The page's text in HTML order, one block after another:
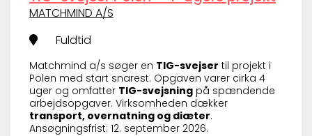
MATCHMIND A/S
Fuldtid
Matchmind a/s søger en TIG-svejser til projekt i
Polen med start snarest. Opgaven varer cirka 4
uger og omfatter TIG-svejsning på spændende
arbejdsopgaver. Virksomheden dækker
transport, overnatning og diæter.
Ansøgningsfrist: 12. september 2026.